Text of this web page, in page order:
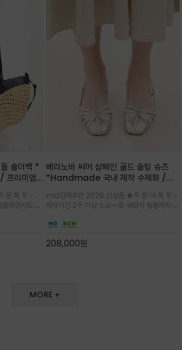
숄더백 *
프리미엄
탑핸
문.폭.주 -
하면서도 입
엣에 넉넉한
베라노바 써머 샴페인 골드 슬링 슈즈
*Handmade 국내 제작 수제화 /은
스럽게 밝혀주는 슬링백 플랫슈
md강력추천 2026 신상품 ★주.문.대.폭.주 -
제작기간 2주 이상 소요~~토 쉐입이 발끝까지 세
끔한 디자인과 베이직한 컬러감으로 높은 활용도
일까지 두루 잘 어울리는 활2
208,000원
MORE +